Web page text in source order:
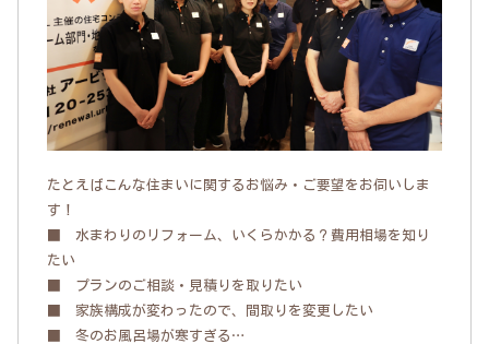
たとえばこんな住まいに関するお悩み・ご要望をお伺いしま
す！
■ 水まわりのリフォーム、いくらかかる？費用相場を知り
たい
■ プランのご相談・見積りを取りたい
■ 家族構成が変わったので、間取りを変更したい
■ 冬のお風呂場が寒すぎる…